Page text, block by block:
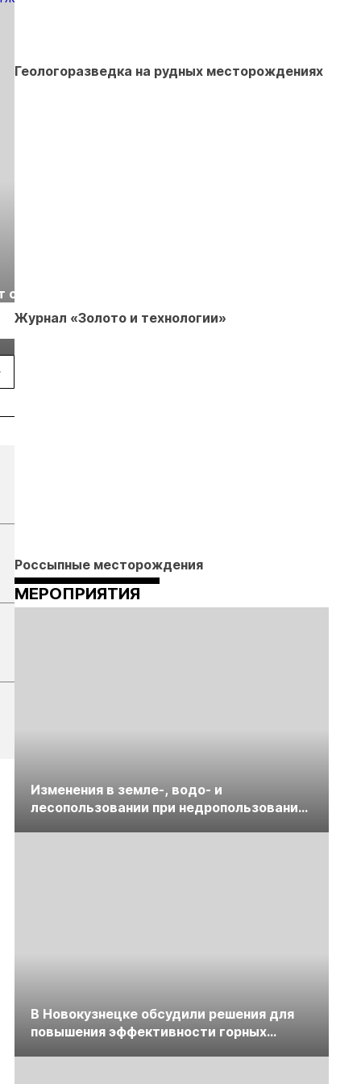
с
Екатеринбурге
Подробнее
Геологоразведка на рудных месторождениях
Журнал «Золото и технологии»
Россыпные месторождения
МЕРОПРИЯТИЯ
Изменения в земле-, водо- и
лесопользовании при недропользовании
В Новокузнецке обсудили решения для
повышения эффективности горных